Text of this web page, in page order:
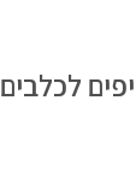
לכלבים